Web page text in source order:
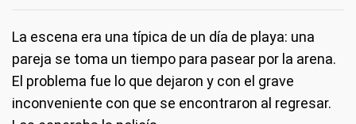
La escena era una típica de un día de playa: una
pareja se toma un tiempo para pasear por la arena.
El problema fue lo que dejaron y con el grave
inconveniente con que se encontraron al regresar.